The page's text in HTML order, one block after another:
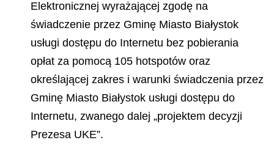
Elektronicznej wyrażającej zgodę na
świadczenie przez Gminę Miasto Białystok
usługi dostępu do Internetu bez pobierania
opłat za pomocą 105 hotspotów oraz
określającej zakres i warunki świadczenia przez
Gminę Miasto Białystok usługi dostępu do
Internetu, zwanego dalej „projektem decyzji
Prezesa UKE”.